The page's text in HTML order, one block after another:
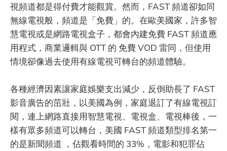
視頻道都是得付費才能觀賞。然而，FAST 頻道卻如同
無線電視般，頻道是「免費」的。在歐美國家，許多智
慧電視或是網路電視盒子，都會內建免費 FAST 頻道應
用程式，商業邏輯與 OTT 的 免費 VOD 雷同，但使用
情境卻像過去使用有線電視可轉台的頻道體驗。
各種經濟因素讓家庭娛樂支出減少，反倒助長了 FAST
影音廣告的茁壯，以美國為例，家庭退訂了有線電視訂
閱，連上網路直接用智慧電視、電視盒、電視棒後，一
樣有眾多頻道可以轉台，美國 FAST 頻道類型排名第一
的是新聞頻道 ，佔觀看時間的 33%，電影和犯罪佔